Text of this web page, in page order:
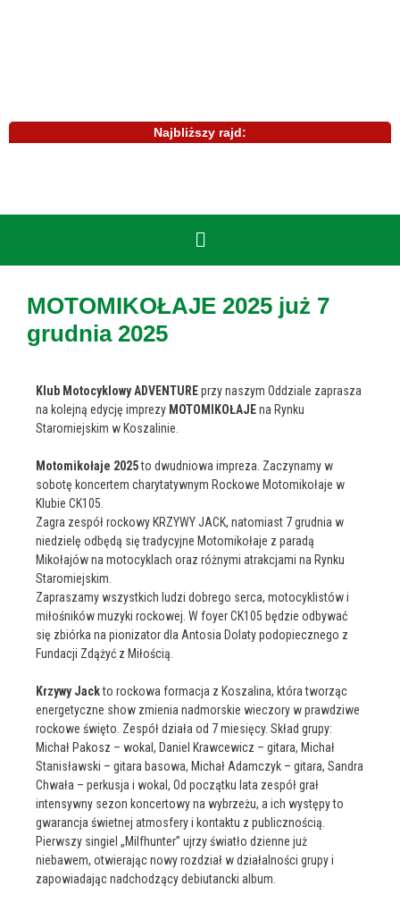
Najbliższy rajd:
MOTOMIKOŁAJE 2025 już 7
grudnia 2025
Klub Motocyklowy ADVENTUREprzy naszym Oddziale zaprasza
na kolejną edycję imprezy MOTOMIKOŁAJEna Rynku
Staromiejskim w Koszalinie.
Motomikołaje 2025to dwudniowa impreza. Zaczynamy w
sobotę koncertem charytatywnym Rockowe Motomikołaje w
Klubie CK105.
Zagra zespół rockowy KRZYWY JACK, natomiast 7 grudnia w
niedzielę odbędą się tradycyjne Motomikołaje z paradą
Mikołajów na motocyklach oraz różnymi atrakcjami na Rynku
Staromiejskim.
Zapraszamy wszystkich ludzi dobrego serca, motocyklistów i
miłośników muzyki rockowej. W foyer CK105 będzie odbywać
się zbiórka na pionizator dla Antosia Dolaty podopiecznego z
Fundacji Zdążyć z Miłością.
Krzywy Jackto rockowa formacja z Koszalina, która tworząc
energetyczne show zmienia nadmorskie wieczory w prawdziwe
rockowe święto. Zespół działa od 7 miesięcy. Skład grupy:
Michał Pakosz – wokal, Daniel Krawcewicz – gitara, Michał
Stanisławski – gitara basowa, Michał Adamczyk – gitara, Sandra
Chwała – perkusja i wokal, Od początku lata zespół grał
intensywny sezon koncertowy na wybrzeżu, a ich występy to
gwarancja świetnej atmosfery i kontaktu z publicznością.
Pierwszy singiel „Milfhunter” ujrzy światło dzienne już
niebawem, otwierając nowy rozdział w działalności grupy i
zapowiadając nadchodzący debiutancki album.